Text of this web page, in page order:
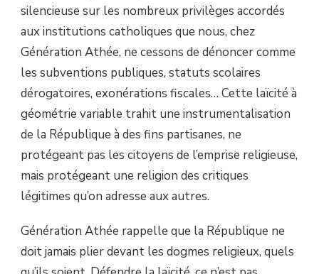
silencieuse sur les nombreux privilèges accordés
aux institutions catholiques que nous, chez
Génération Athée, ne cessons de dénoncer comme
les subventions publiques, statuts scolaires
dérogatoires, exonérations fiscales… Cette laïcité à
géométrie variable trahit une instrumentalisation
de la République à des fins partisanes, ne
protégeant pas les citoyens de l’emprise religieuse,
mais protégeant une religion des critiques
légitimes qu’on adresse aux autres.
Génération Athée rappelle que la République ne
doit jamais plier devant les dogmes religieux, quels